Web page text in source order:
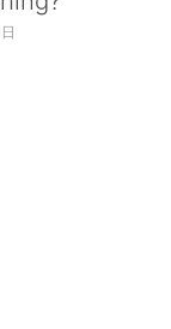
道，近日公
回落0.5个百
月。这些数
业和通胀压
市的前景亦